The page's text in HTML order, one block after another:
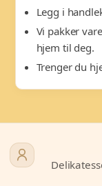
Legg i
Vi pakker
hjem til deg.
Trenger du